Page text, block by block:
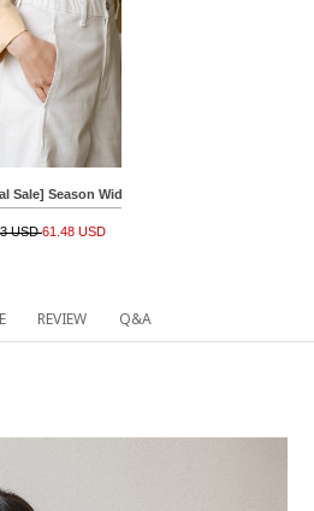
Sale] Season Wide Side Line Cotton Pants
USD61.48 USD
REVIEW Q&A